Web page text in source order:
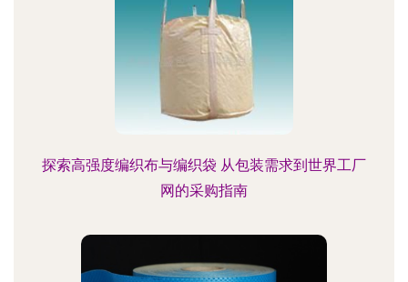
探索高强度编织布与编织袋 从包装需求到世界工厂
网的采购指南